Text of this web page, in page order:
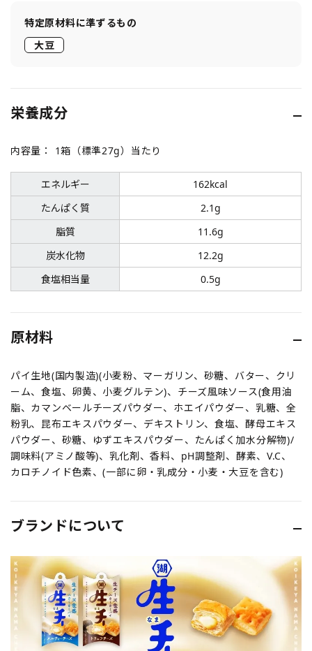
特定原材料に準ずるもの
大豆
栄養成分
内容量： 1箱（標準27g）当たり
エネルギー
たんぱく質
脂質
炭水化物
食塩相当量
162kcal
2.1g
11.6g
12.2g
0.5g
原材料
パイ生地(国内製造)(小麦粉、マーガリン、砂糖、バター、クリ
ーム、食塩、卵黄、小麦グルテン)、チーズ風味ソース(食用油
脂、カマンベールチーズパウダー、ホエイパウダー、乳糖、全
粉乳、昆布エキスパウダー、デキストリン、食塩、酵母エキス
パウダー、砂糖、ゆずエキスパウダー、たんぱく加水分解物)/
調味料(アミノ酸等)、乳化剤、香料、pH調整剤、酵素、V.C、
カロチノイド色素、(一部に卵・乳成分・小麦・大豆を含む)
ブランドについて